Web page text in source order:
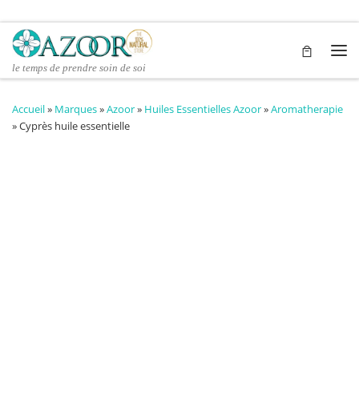
Passer au contenu
le temps de prendre soin de soi
Accueil» Marques»Azoor» Huiles Essentielles Azoor»Aromatherapie
»Cyprès huile essentielle